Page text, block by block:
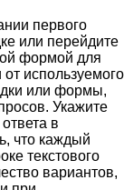
первого
или перейдите
формой для
используемого
или формы,
Укажите
в
что каждый
текстового
вариантов,